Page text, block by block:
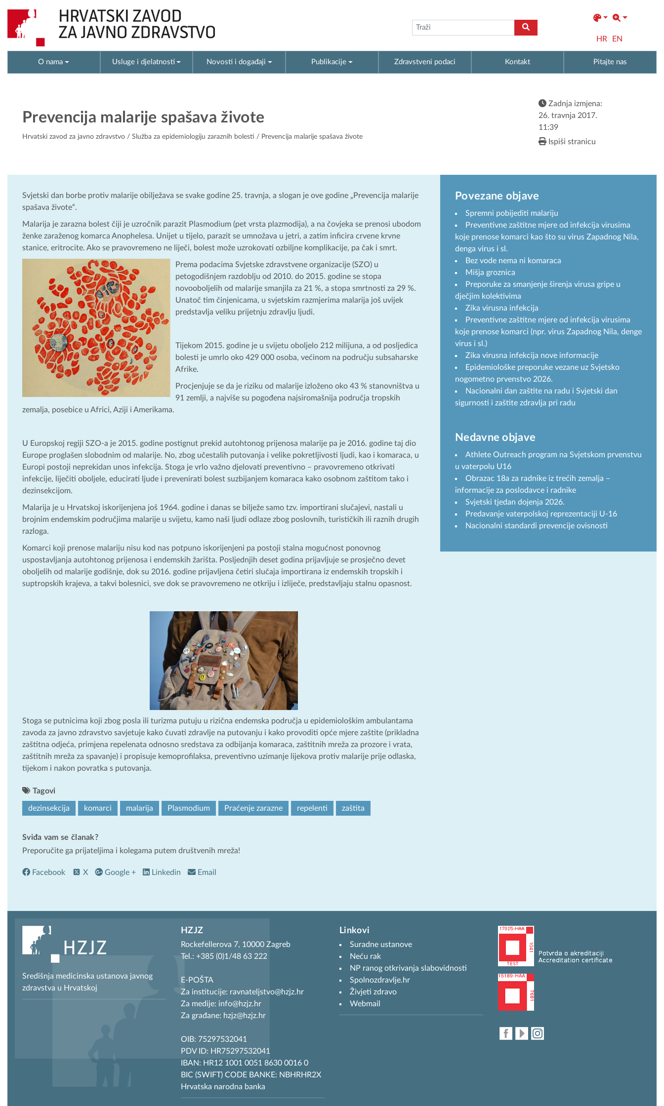
HR EN
O nama Usluge i djelatnosti Novosti i događaji Publikacije Zdravstveni podaci Kontakt Pitajte nas
Prevencija malarije spašava živote
Hrvatski zavod za javno zdravstvo / Služba za epidemiologiju zaraznih bolesti / Prevencija malarije spašava živote
Zadnja izmjena:
26. travnja 2017.
11:39
Ispiši stranicu
Svjetski dan borbe protiv malarije obilježava se svake godine 25. travnja, a slogan je ove godine „Prevencija malarije
spašava živote“.
Malarija je zarazna bolest čiji je uzročnik parazit Plasmodium (pet vrsta plazmodija), a na čovjeka se prenosi ubodom
ženke zaraženog komarca Anophelesa. Unijet u tijelo, parazit se umnožava u jetri, a zatim inficira crvene krvne
stanice, eritrocite. Ako se pravovremeno ne liječi, bolest može uzrokovati ozbiljne komplikacije, pa čak i smrt.
Prema podacima Svjetske zdravstvene organizacije (SZO) u
petogodišnjem razdoblju od 2010. do 2015. godine se stopa
novooboljelih od malarije smanjila za 21 %, a stopa smrtnosti za 29 %.
Unatoč tim činjenicama, u svjetskim razmjerima malarija još uvijek
predstavlja veliku prijetnju zdravlju ljudi.
Tijekom 2015. godine je u svijetu oboljelo 212 milijuna, a od posljedica
bolesti je umrlo oko 429 000 osoba, većinom na području subsaharske
Afrike.
Procjenjuje se da je riziku od malarije izloženo oko 43 % stanovništva u
91 zemlji, a najviše su pogođena najsiromašnija područja tropskih
zemalja, posebice u Africi, Aziji i Amerikama.
U Europskoj regiji SZO-a je 2015. godine postignut prekid autohtonog prijenosa malarije pa je 2016. godine taj dio
Europe proglašen slobodnim od malarije. No, zbog učestalih putovanja i velike pokretljivosti ljudi, kao i komaraca, u
Europi postoji neprekidan unos infekcija. Stoga je vrlo važno djelovati preventivno – pravovremeno otkrivati
infekcije, liječiti oboljele, educirati ljude i prevenirati bolest suzbijanjem komaraca kako osobnom zaštitom tako i
dezinsekcijom.
Malarija je u Hrvatskoj iskorijenjena još 1964. godine i danas se bilježe samo tzv. importirani slučajevi, nastali u
brojnim endemskim područjima malarije u svijetu, kamo naši ljudi odlaze zbog poslovnih, turističkih ili raznih drugih
razloga.
Komarci koji prenose malariju nisu kod nas potpuno iskorijenjeni pa postoji stalna mogućnost ponovnog
uspostavljanja autohtonog prijenosa i endemskih žarišta. Posljednjih deset godina prijavljuje se prosječno devet
oboljelih od malarije godišnje, dok su 2016. godine prijavljena četiri slučaja importirana iz endemskih tropskih i
suptropskih krajeva, a takvi bolesnici, sve dok se pravovremeno ne otkriju i izliječe, predstavljaju stalnu opasnost.
Stoga se putnicima koji zbog posla ili turizma putuju u rizična endemska područja u epidemiološkim ambulantama
zavoda za javno zdravstvo savjetuje kako čuvati zdravlje na putovanju i kako provoditi opće mjere zaštite (prikladna
zaštitna odjeća, primjena repelenata odnosno sredstava za odbijanja komaraca, zaštitnih mreža za prozore i vrata,
zaštitnih mreža za spavanje) i propisuje kemoprofilaksa, preventivno uzimanje lijekova protiv malarije prije odlaska,
tijekom i nakon povratka s putovanja.
Tagovi
dezinsekcija komarci malarija Plasmodium Praćenje zarazne repelenti zaštita
Sviđa vam se članak?
Preporučite ga prijateljima i kolegama putem društvenih mreža!
Facebook X Google + Linkedin Email
Povezane objave
Spremni pobijediti malariju
Preventivne zaštitne mjere od infekcija virusima
koje prenose komarci kao što su virus Zapadnog Nila,
denga virus i sl.
Bez vode nema ni komaraca
Mišja groznica
Preporuke za smanjenje širenja virusa gripe u
dječjim kolektivima
Zika virusna infekcija
Preventivne zaštitne mjere od infekcija virusima
koje prenose komarci (npr. virus Zapadnog Nila, denge
virus i sl.)
Zika virusna infekcija nove informacije
Epidemiološke preporuke vezane uz Svjetsko
nogometno prvenstvo 2026.
Nacionalni dan zaštite na radu i Svjetski dan
sigurnosti i zaštite zdravlja pri radu
Nedavne objave
Athlete Outreach program na Svjetskom prvenstvu
u vaterpolu U16
Obrazac 18a za radnike iz trećih zemalja –
informacije za poslodavce i radnike
Svjetski tjedan dojenja 2026.
Predavanje vaterpolskoj reprezentaciji U-16
Nacionalni standardi prevencije ovisnosti
Središnja medicinska ustanova javnog
zdravstva u Hrvatskoj
HZJZ
Rockefellerova 7, 10000 Zagreb
Tel.: +385 (0)1/48 63 222
E-POŠTA
Za institucije: ravnateljstvo@hzjz.hr
Za medije: info@hzjz.hr
Za građane: hzjz@hzjz.hr
OIB: 75297532041
PDV ID: HR75297532041
IBAN: HR12 1001 0051 8630 0016 0
BIC (SWIFT) CODE BANKE: NBHRHR2X
Hrvatska narodna banka
Linkovi
Suradne ustanove
Neću rak
NP ranog otkrivanja slabovidnosti
Spolnozdravlje.hr
Živjeti zdravo
Webmail